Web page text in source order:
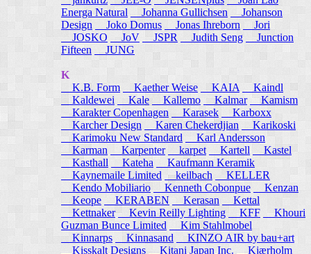
Energa Natural
Johanna Gullichsen
Johanson
Design
Joko Domus Jonas Ihreborn
Jori
JOSKO
JoV JSPR Judith Seng
Junction
Fifteen
JUNG
K
K.B. Form
Kaether Weise KAIA
Kaindl
Kaldewei
Kale Kallemo Kalmar
Kamism
Karakter Copenhagen
Karasek
Karboxx
Karcher Design
Karen Chekerdjian
Karikoski
Karimoku New Standard
Karl Andersson
Karman
Karpenter karpet Kartell
Kastel
Kasthall
Kateha
Kaufmann Keramik
Kaynemaile Limited keilbach
KELLER
Kendo Mobiliario
Kenneth Cobonpue
Kenzan
Keope
KERABEN Kerasan
Kettal
Kettnaker Kevin Reilly Lighting KFF
Khouri
Guzman Bunce Limited
Kim Stahlmobel
Kinnarps
Kinnasand
KINZO AIR by bau+art
Kisskalt Designs
Kitani Japan Inc.
Kjærholm